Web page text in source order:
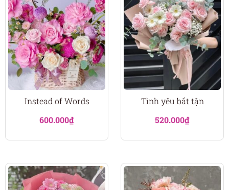
Instead of Words
600.000₫
Tình yêu bất tận
520.000₫